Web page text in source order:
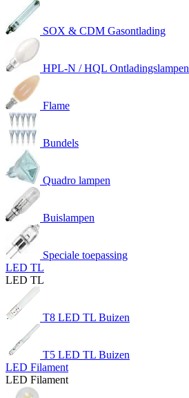
SOX & CDM Gasontlading
HPL-N / HQL Ontladingslampen
Flame
Bundels
Quadro lampen
Buislampen
Speciale toepassing
LED TL
LED TL
T8 LED TL Buizen
T5 LED TL Buizen
LED Filament
LED Filament